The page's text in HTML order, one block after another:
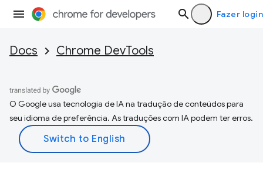
Fazer login
Docs Chrome DevTools
O Google usa tecnologia de IA na tradução de conteúdos para
seu idioma de preferência. As traduções com IA podem ter erros.